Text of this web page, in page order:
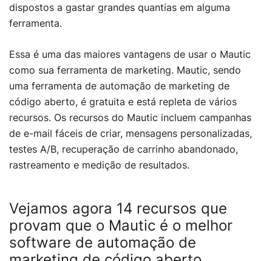
dispostos a gastar grandes quantias em alguma
ferramenta.
Essa é uma das maiores vantagens de usar o Mautic
como sua ferramenta de marketing. Mautic, sendo
uma ferramenta de automação de marketing de
código aberto, é gratuita e está repleta de vários
recursos. Os recursos do Mautic incluem campanhas
de e-mail fáceis de criar, mensagens personalizadas,
testes A/B, recuperação de carrinho abandonado,
rastreamento e medição de resultados.
Vejamos agora 14 recursos que
provam que o Mautic é o melhor
software de automação de